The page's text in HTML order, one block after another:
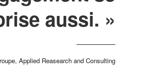
aussi. »
Applied Reasearch and Consulting